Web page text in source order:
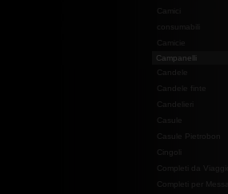
Campanelli
Candele
Candele finte
Candelieri
Casule
Casule Pietrobon
Cingoli
Completi da Viaggio
Completi per Messa